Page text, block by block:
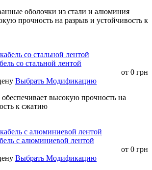
оболочки из стали и алюминия
прочность на разрыв и устойчивость к
со стальной лентой
от 0 грн
Выбрать Модификацию
высокую прочность на
к сжатию
с алюминиевой лентой
от 0 грн
Выбрать Модификацию